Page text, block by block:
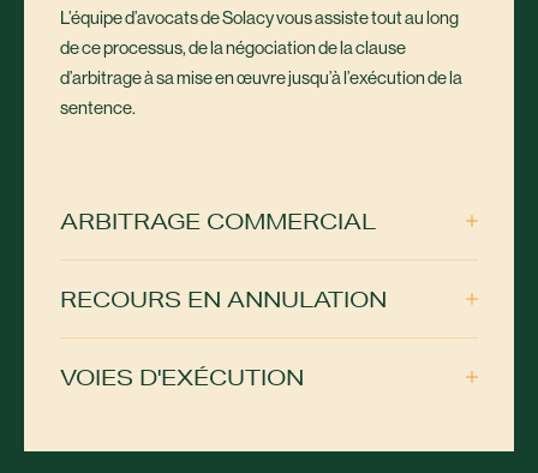
L’équipe d’avocats de Solacy vous assiste tout au long
de ce processus, de la négociation de la clause
d’arbitrage à sa mise en œuvre jusqu’à l’exécution de la
sentence.
ARBITRAGE COMMERCIAL
RECOURS EN ANNULATION
VOIES D'EXÉCUTION